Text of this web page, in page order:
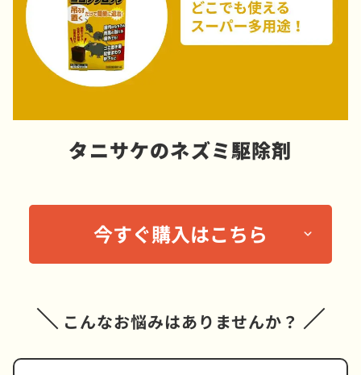
タニサケのネズミ駆除剤
今すぐ購入はこちら
こんなお悩みはありませんか？